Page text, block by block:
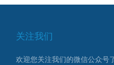
关注我们
欢迎您关注我们的微信公众号